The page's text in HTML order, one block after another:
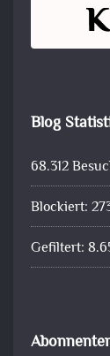
Blog
68.312
Blockiert:
Gefiltert: